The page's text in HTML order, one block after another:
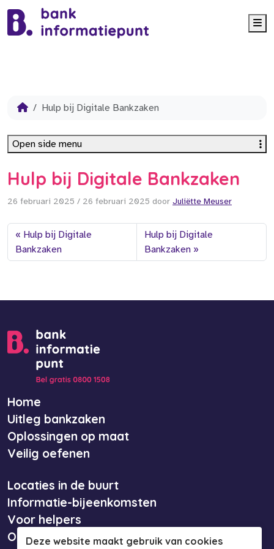
Hulp bij Digitale Bankzaken
Hulp bij Digitale Bankzaken
26 februari 2025 / 26 februari 2025 door Juliëtte Meuser
Hulp bij Digitale
Bankzaken
Hulp bij Digitale
Bankzaken
Open side menu
Home
Uitleg bankzaken
Oplossingen op maat
Veilig oefenen
Locaties in de buurt
Informatie-bijeenkomsten
Voor helpers
Over ons
Deze website maakt gebruik van cookies